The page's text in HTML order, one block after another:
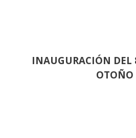
INAUGURACIÓN DEL
OTOÑO